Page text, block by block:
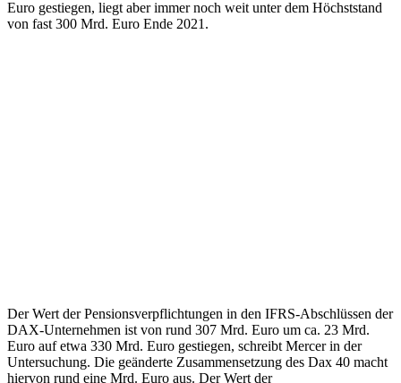
Euro gestiegen, liegt aber immer noch weit unter dem Höchststand
von fast 300 Mrd. Euro Ende 2021.
Der Wert der Pensionsverpflichtungen in den IFRS-Abschlüssen der
DAX-Unternehmen ist von rund 307 Mrd. Euro um ca. 23 Mrd.
Euro auf etwa 330 Mrd. Euro gestiegen, schreibt Mercer in der
Untersuchung. Die geänderte Zusammensetzung des Dax 40 macht
hiervon rund eine Mrd. Euro aus. Der Wert der